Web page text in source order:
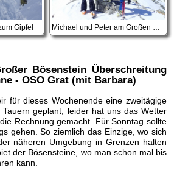
Gipfel
Bösenstein Überschreitung
- OSO Grat (mit Barbara)
für dieses Wochenende eine zweitägige
geplant, leider hat uns das Wetter
Rechnung gemacht. Für Sonntag sollte
gehen. So ziemlich das Einzige, wo sich
näheren Umgebung in Grenzen halten
der Bösensteine, wo man schon mal bis
kann.